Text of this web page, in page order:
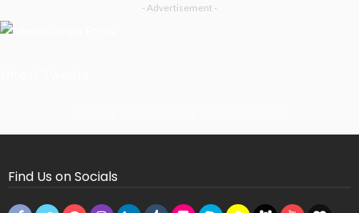
- Advertisement -
Find Us on Socials